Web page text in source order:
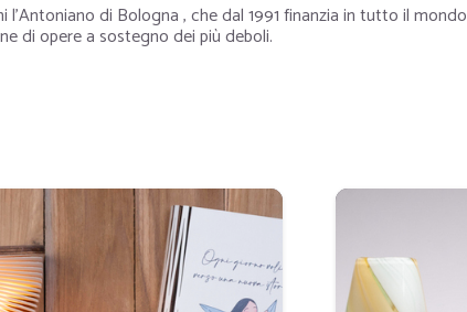
di Bologna , che dal 1991 finanzia in tutto il mondo
di opere a sostegno dei più deboli.